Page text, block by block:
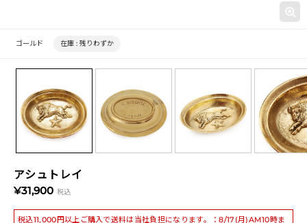
アシュトレイ
¥31,900 税込
税込11,000円以上ご購入で送料は当社負担になります。：8/17(月)AM10時ま
ゴールド 在庫 : 残りわずか